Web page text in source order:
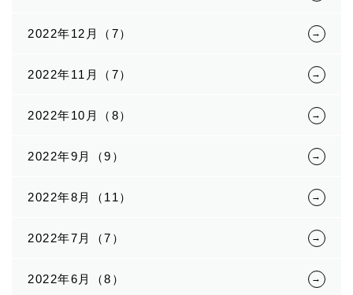
2022年12月（7）
2022年11月（7）
2022年10月（8）
2022年9月（9）
2022年8月（11）
2022年7月（7）
2022年6月（8）